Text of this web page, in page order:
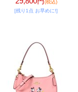
(税込)
[残り1点 お早めに!]